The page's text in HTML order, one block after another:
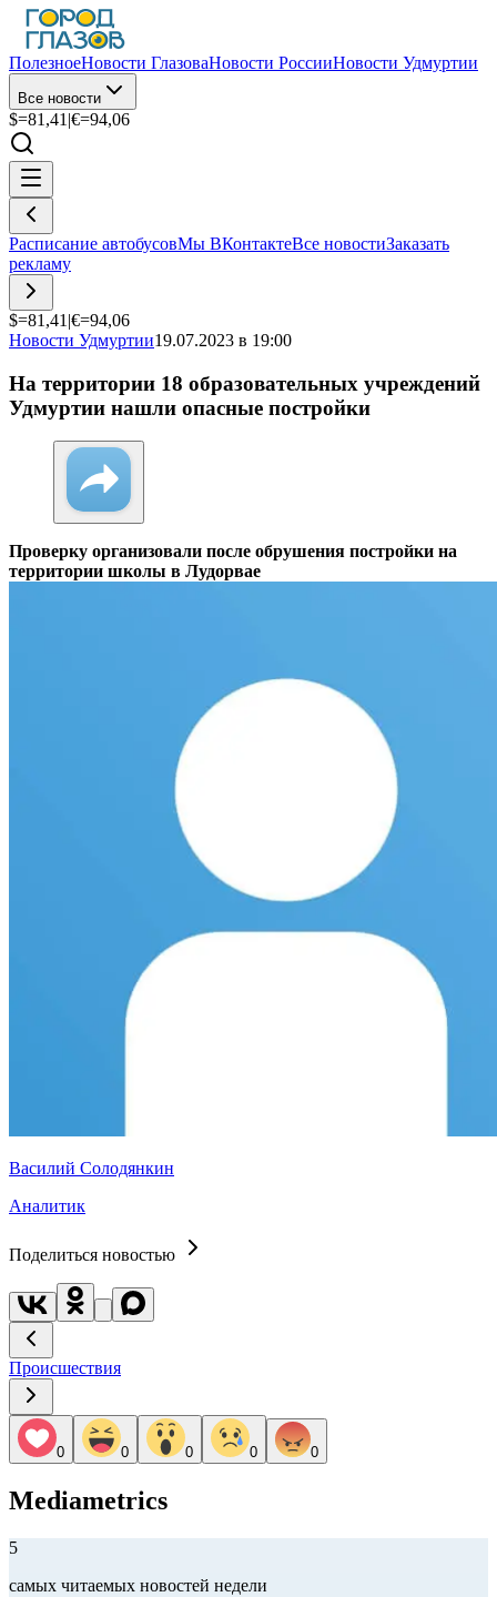
ПолезноеНовости ГлазоваНовости РоссииНовости Удмуртии
Все новости
$=81,41 |€=94,06
Расписание автобусовМы ВКонтактеВсе новостиЗаказать
рекламу
$=81,41 |€=94,06
Новости Удмуртии19.07.2023 в 19:00
На территории 18 образовательных учреждений
Удмуртии нашли опасные постройки
Проверку организовали после обрушения постройки на
территории школы в Лудорвае
Василий Солодянкин
Аналитик
Поделиться новостью
Происшествия
0 0 0 0 0
Mediametrics
5
самых читаемых новостей недели